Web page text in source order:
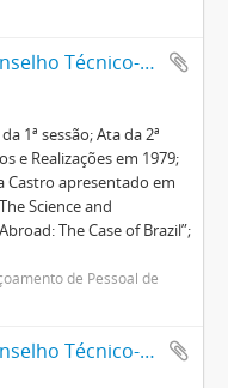
28ª Reunião do Conselho Técnico-Administrativo
1ª sessão; Ata da 2ª
e Realizações em 1979;
Castro apresentado em
Science and
The Case of Brazil”;
de Pessoal de
29ª Reunião do Conselho Técnico-Administrativo